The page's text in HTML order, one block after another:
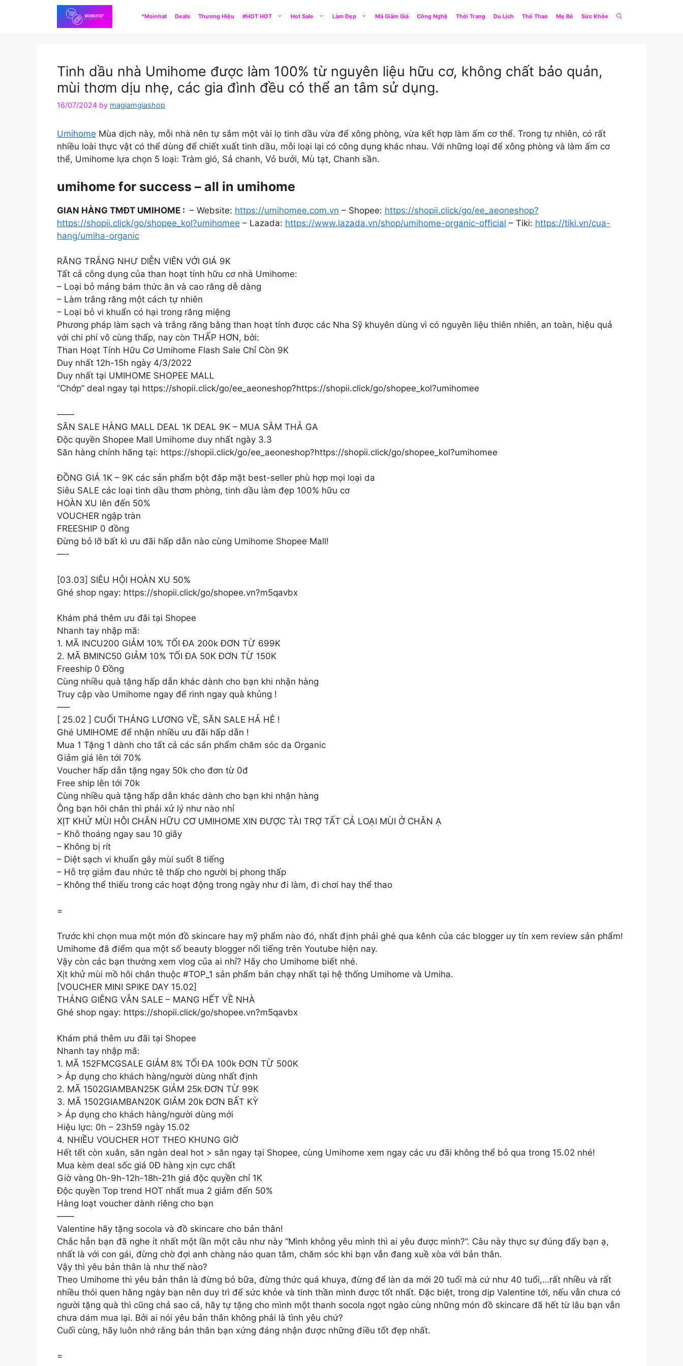
*Moinhat Deals Thương Hiệu #HOT HOT Hot Sale Làm Đẹp Mã Giảm Giá Công Nghệ Thời Trang Du Lịch Thể Thao Mẹ Bé Sức Khỏe
Tinh dầu nhà Umihome được làm 100% từ nguyên liệu hữu cơ, không chất bảo quản,
mùi thơm dịu nhẹ, các gia đình đều có thể an tâm sử dụng.
16/07/2024 by magiamgiashop
Umihome Mùa dịch này, mỗi nhà nên tự sắm một vài lọ tinh dầu vừa để xông phòng, vừa kết hợp làm ấm cơ thể. Trong tự nhiên, có rất
nhiều loài thực vật có thể dùng để chiết xuất tinh dầu, mỗi loại lại có công dụng khác nhau. Với những loại để xông phòng và làm ấm cơ
thể, Umihome lựa chọn 5 loại: Tràm gió, Sả chanh, Vỏ bưởi, Mù tạt, Chanh sần.
umihome for success – all in umihome
GIAN HÀNG TMĐT UMIHOME : – Website: https://umihomee.com.vn – Shopee: https://shopii.click/go/ee_aeoneshop?
https://shopii.click/go/shopee_kol?umihomee – Lazada: https://www.lazada.vn/shop/umihome-organic-official – Tiki: https://tiki.vn/cua-
hang/umiha-organic
RĂNG TRẮNG NHƯ DIỄN VIÊN VỚI GIÁ 9K
Tất cả công dụng của than hoạt tính hữu cơ nhà Umihome:
– Loại bỏ mảng bám thức ăn và cao răng dễ dàng
– Làm trắng răng một cách tự nhiên
– Loại bỏ vi khuẩn có hại trong răng miệng
Phương pháp làm sạch và trắng răng bằng than hoạt tính được các Nha Sỹ khuyên dùng vì có nguyên liệu thiên nhiên, an toàn, hiệu quả
với chi phí vô cùng thấp, nay còn THẤP HƠN, bởi:
Than Hoạt Tính Hữu Cơ Umihome Flash Sale Chỉ Còn 9K
Duy nhất 12h-15h ngày 4/3/2022
Duy nhất tại UMIHOME SHOPEE MALL
“Chớp” deal ngay tại https://shopii.click/go/ee_aeoneshop?https://shopii.click/go/shopee_kol?umihomee
——
SĂN SALE HÀNG MALL DEAL 1K DEAL 9K – MUA SẮM THẢ GA
Độc quyền Shopee Mall Umihome duy nhất ngày 3.3
Săn hàng chính hãng tại: https://shopii.click/go/ee_aeoneshop?https://shopii.click/go/shopee_kol?umihomee
ĐỒNG GIÁ 1K – 9K các sản phẩm bột đắp mặt best-seller phù hợp mọi loại da
Siêu SALE các loại tinh dầu thơm phòng, tinh dầu làm đẹp 100% hữu cơ
HOÀN XU lên đến 50%
VOUCHER ngập tràn
FREESHIP 0 đồng
Đừng bỏ lỡ bất kì ưu đãi hấp dẫn nào cùng Umihome Shopee Mall!
—-
[03.03] SIÊU HỘI HOÀN XU 50%
Ghé shop ngay: https://shopii.click/go/shopee.vn?m5qavbx
Khám phá thêm ưu đãi tại Shopee
Nhanh tay nhập mã:
1. MÃ INCU200 GIẢM 10% TỐI ĐA 200k ĐƠN TỪ 699K
2. MÃ BMINC50 GIẢM 10% TỐI ĐA 50K ĐƠN TỪ 150K
Freeship 0 Đồng
Cùng nhiều quà tặng hấp dẫn khác dành cho bạn khi nhận hàng
Truy cập vào Umihome ngay để rinh ngay quà khủng !
—–
[ 25.02 ] CUỐI THÁNG LƯƠNG VỀ, SĂN SALE HẢ HÊ !
Ghé UMIHOME để nhận nhiều ưu đãi hấp dẫn !
Mua 1 Tặng 1 dành cho tất cả các sản phẩm chăm sóc da Organic
Giảm giá lên tới 70%
Voucher hấp dẫn tặng ngay 50k cho đơn từ 0đ
Free ship lên tới 70k
Cùng nhiều quà tặng hấp dẫn khác dành cho bạn khi nhận hàng
Ông bạn hôi chân thì phải xử lý như nào nhỉ
XỊT KHỬ MÙI HÔI CHÂN HỮU CƠ UMIHOME XIN ĐƯỢC TÀI TRỢ TẤT CẢ LOẠI MÙI Ở CHÂN Ạ
– Khô thoáng ngay sau 10 giây
– Không bị rít
– Diệt sạch vi khuẩn gây mùi suốt 8 tiếng
– Hỗ trợ giảm đau nhức tê thấp cho người bị phong thấp
– Không thể thiếu trong các hoạt động trong ngày như đi làm, đi chơi hay thể thao
=
Trước khi chọn mua một món đồ skincare hay mỹ phẩm nào đó, nhất định phải ghé qua kênh của các blogger uy tín xem review sản phẩm!
Umihome đã điểm qua một số beauty blogger nổi tiếng trên Youtube hiện nay.
Vậy còn các bạn thường xem vlog của ai nhỉ? Hãy cho Umihome biết nhé.
Xịt khử mùi mồ hôi chân thuộc #TOP_1 sản phẩm bán chạy nhất tại hệ thống Umihome và Umiha.
[VOUCHER MINI SPIKE DAY 15.02]
THÁNG GIÊNG VẪN SALE – MANG HẾT VỀ NHÀ
Ghé shop ngay: https://shopii.click/go/shopee.vn?m5qavbx
Khám phá thêm ưu đãi tại Shopee
Nhanh tay nhập mã:
1. MÃ 152FMCGSALE GIẢM 8% TỐI ĐA 100k ĐƠN TỪ 500K
> Áp dụng cho khách hàng/người dùng nhất định
2. MÃ 1502GIAMBAN25K GIẢM 25k ĐƠN TỪ 99K
3. MÃ 1502GIAMBAN20K GIẢM 20k ĐƠN BẤT KỲ
> Áp dụng cho khách hàng/người dùng mới
Hiệu lực: 0h – 23h59 ngày 15.02
4. NHIỀU VOUCHER HOT THEO KHUNG GIỜ
Hết tết còn xuân, săn ngàn deal hot > săn ngay tại Shopee, cùng Umihome xem ngay các ưu đãi không thể bỏ qua trong 15.02 nhé!
Mua kèm deal sốc giá 0Đ hàng xịn cực chất
Giờ vàng 0h-9h-12h-18h-21h giá độc quyền chỉ 1K
Độc quyền Top trend HOT nhất mua 2 giảm đến 50%
Hàng loạt voucher dành riêng cho bạn
——
Valentine hãy tặng socola và đồ skincare cho bản thân!
Chắc hẳn bạn đã nghe ít nhất một lần một câu như này “Mình không yêu mình thì ai yêu được mình?”. Câu này thực sự đúng đấy bạn ạ,
nhất là với con gái, đừng chờ đợi anh chàng nào quan tâm, chăm sóc khi bạn vẫn đang xuề xòa với bản thân.
Vậy thì yêu bản thân là như thế nào?
Theo Umihome thì yêu bản thân là đừng bỏ bữa, đừng thức quá khuya, đừng để làn da mới 20 tuổi mà cứ như 40 tuổi,…rất nhiều và rất
nhiều thói quen hằng ngày bạn nên duy trì để sức khỏe và tinh thần mình được tốt nhất. Đặc biệt, trong dịp Valentine tới, nếu vẫn chưa có
người tặng quà thì cũng chả sao cả, hãy tự tặng cho mình một thanh socola ngọt ngào cùng những món đồ skincare đã hết từ lâu bạn vẫn
chưa dám mua lại. Bởi ai nói yêu bản thân không phải là tình yêu chứ?
Cuối cùng, hãy luôn nhớ rằng bản thân bạn xứng đáng nhận được những điều tốt đẹp nhất.
=